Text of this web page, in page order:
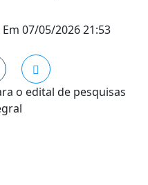
Em 07/05/2026 21:53